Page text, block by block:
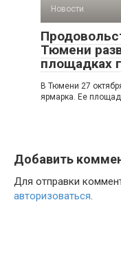
Новости
Тюмени
площадках
В Тюмени 27
ярмарка. Ее
Добавить
Для отправки
авторизоваться.